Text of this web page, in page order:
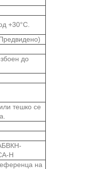
+30°C.
до
тешко се
Н
на